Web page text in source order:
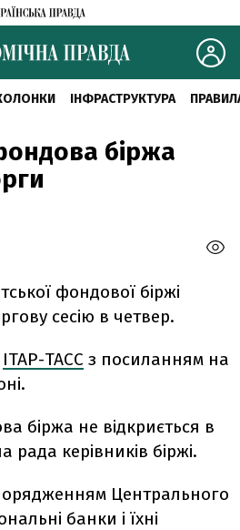
ІНФРАСТРУКТУРА
біржа
фондової біржі
сесію в четвер.
ІТАР-ТАСС з посиланням на
біржа не відкриється в
рада керівників біржі.
Центрального
банки і їхні